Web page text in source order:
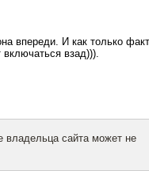
впереди. И как только факт
взад))).
владельца сайта может не